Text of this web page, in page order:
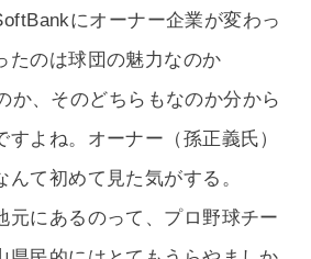
にオーナー企業が変わっ
たのは球団の魅力なのか
か、そのどちらもなのか分から
よね。オーナー（孫正義氏）
て初めて見た気がする。
元にあるのって、プロ野球チー